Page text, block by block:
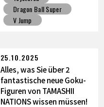
Dragon Ball Super
V Jump
25.10.2025
Alles, was Sie über 2
fantastische neue Goku-
Figuren von TAMASHII
NATIONS wissen müssen!